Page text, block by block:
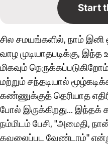
Start
சில சமயங்களில், நாம்
வாழ முடியாதபடிக்கு,
மிகவும்
மற்றும் சந்தடியால்
கண்ணுக்குத் தெரியாத
போல் இருக்கிறது... இந்தக்
நம்மிடம் பேசி, "அமைதி,
கவலைப்பட வேண்டாம்"